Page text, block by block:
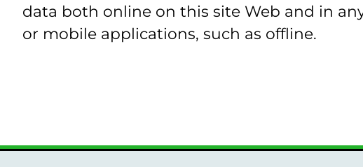
data both online on this site Web and in
or mobile applications, such as offline.